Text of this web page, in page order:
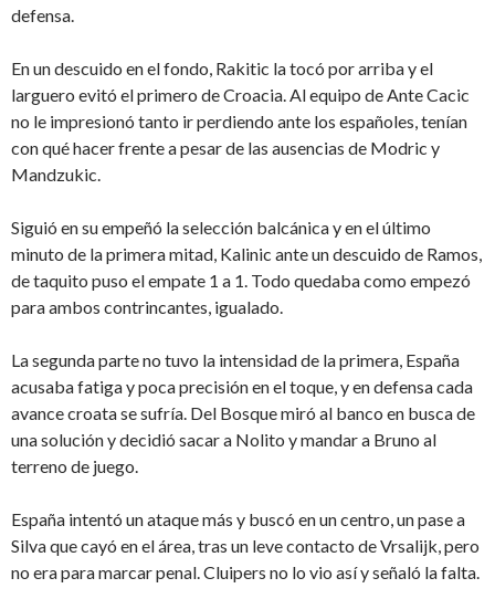
defensa.
En un descuido en el fondo, Rakitic la tocó por arriba y el
larguero evitó el primero de Croacia. Al equipo de Ante Cacic
no le impresionó tanto ir perdiendo ante los españoles, tenían
con qué hacer frente a pesar de las ausencias de Modric y
Mandzukic.
Siguió en su empeñó la selección balcánica y en el último
minuto de la primera mitad, Kalinic ante un descuido de Ramos,
de taquito puso el empate 1 a 1. Todo quedaba como empezó
para ambos contrincantes, igualado.
La segunda parte no tuvo la intensidad de la primera, España
acusaba fatiga y poca precisión en el toque, y en defensa cada
avance croata se sufría. Del Bosque miró al banco en busca de
una solución y decidió sacar a Nolito y mandar a Bruno al
terreno de juego.
España intentó un ataque más y buscó en un centro, un pase a
Silva que cayó en el área, tras un leve contacto de Vrsalijk, pero
no era para marcar penal. Cluipers no lo vio así y señaló la falta.